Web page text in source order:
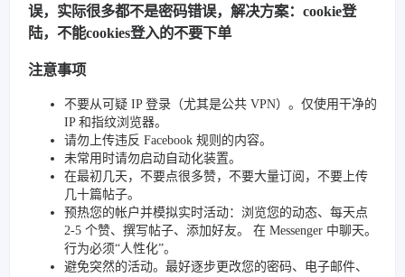
误，实际很多都不是密码错误，解决方案：cookie登
陆，不能cookies登入的不要下单
注意事项
不要从可疑 IP 登录（尤其是公共 VPN）。仅使用干净的
IP 和指纹浏览器。
请勿上传违反 Facebook 规则的内容。
未常用时请勿启动自动化装置。
在最初几天，不要点很多赞，不要大量订阅，不要上传
几十篇帖子。
预热您的帐户并模拟实时活动：浏览您的动态、每天点
2-5 个赞、撰写帖子、添加好友。 在 Messenger 中聊天。
行为必须“人性化”。
避免突然的活动。最好逐步更改您的密码、电子邮件、